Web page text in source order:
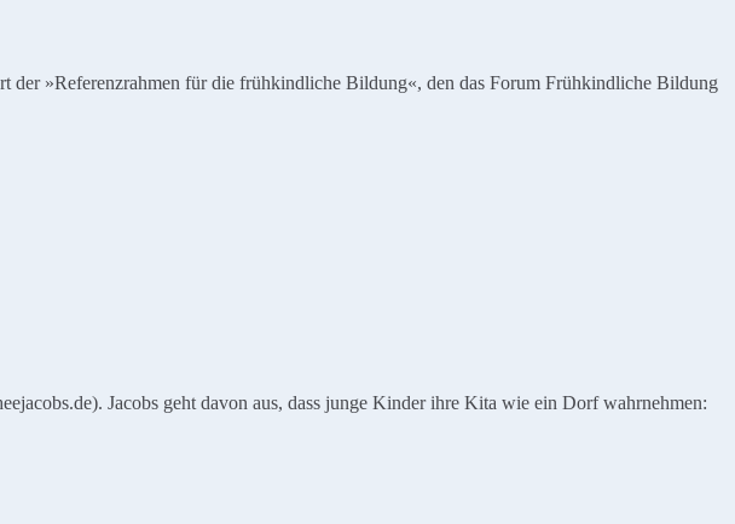
»Referenzrahmen für die frühkindliche Bildung«, den das Forum Frühkindliche Bildung
Jacobs geht davon aus, dass junge Kinder ihre Kita wie ein Dorf wahrnehmen: